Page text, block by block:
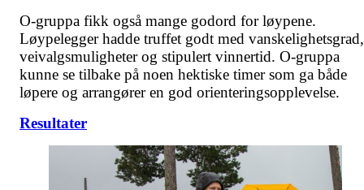
O-gruppa fikk også mange godord for løypene.
Løypelegger hadde truffet godt med vanskelighetsgrad,
veivalgsmuligheter og stipulert vinnertid. O-gruppa
kunne se tilbake på noen hektiske timer som ga både
løpere og arrangører en god orienteringsopplevelse.
Resultater